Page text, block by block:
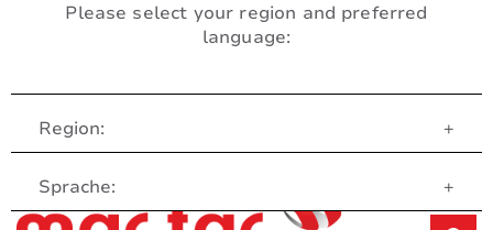
Please select your region and preferred
language:
Region: +
Sprache: +
Customer Service